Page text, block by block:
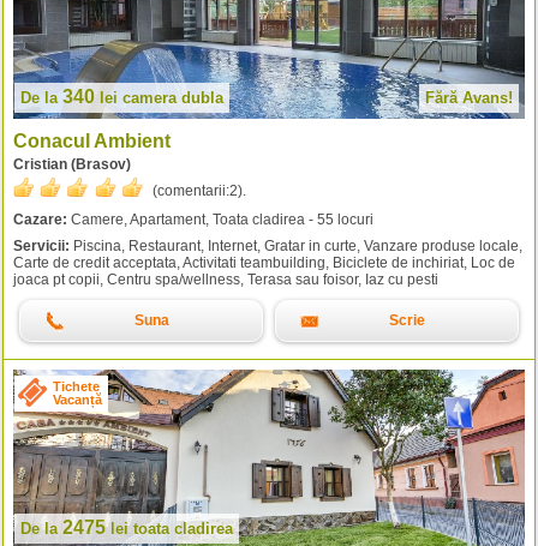
De la 340 lei camera dubla Fără Avans!
Conacul Ambient
Cristian (Brasov)
(comentarii:2).
Cazare: Camere, Apartament, Toata cladirea - 55 locuri
Servicii: Piscina, Restaurant, Internet, Gratar in curte, Vanzare produse locale,
Carte de credit acceptata, Activitati teambuilding, Biciclete de inchiriat, Loc de
joaca pt copii, Centru spa/wellness, Terasa sau foisor, Iaz cu pesti
Suna Scrie
Tichete
Vacanță
De la 2475leitoata cladirea